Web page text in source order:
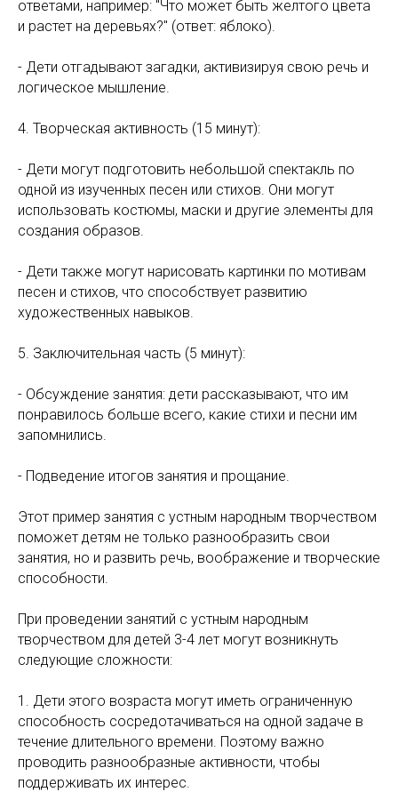
ответами, например: "Что может быть желтого цвета
и растет на деревьях?" (ответ: яблоко).
- Дети отгадывают загадки, активизируя свою речь и
логическое мышление.
4. Творческая активность (15 минут):
- Дети могут подготовить небольшой спектакль по
одной из изученных песен или стихов. Они могут
использовать костюмы, маски и другие элементы для
создания образов.
- Дети также могут нарисовать картинки по мотивам
песен и стихов, что способствует развитию
художественных навыков.
5. Заключительная часть (5 минут):
- Обсуждение занятия: дети рассказывают, что им
понравилось больше всего, какие стихи и песни им
запомнились.
- Подведение итогов занятия и прощание.
Этот пример занятия с устным народным творчеством
поможет детям не только разнообразить свои
занятия, но и развить речь, воображение и творческие
способности.
При проведении занятий с устным народным
творчеством для детей 3-4 лет могут возникнуть
следующие сложности:
1. Дети этого возраста могут иметь ограниченную
способность сосредотачиваться на одной задаче в
течение длительного времени. Поэтому важно
проводить разнообразные активности, чтобы
поддерживать их интерес.